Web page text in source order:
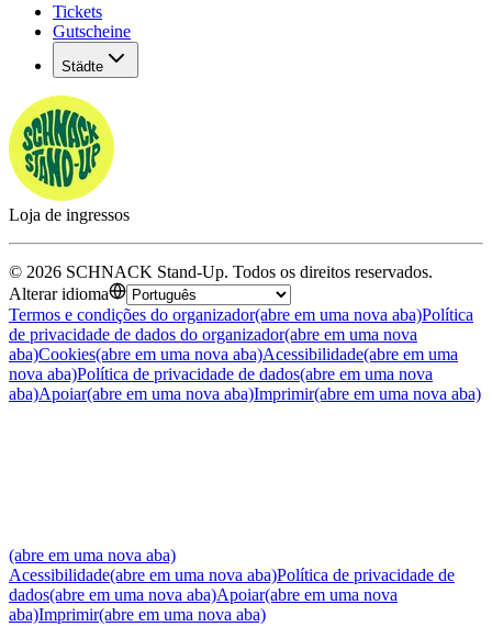
Tickets
Gutscheine
Städte
Loja de ingressos
© 2026 SCHNACK Stand-Up. Todos os direitos reservados.
Alterar idioma
Termos e condições do organizador(abre em uma nova aba)Política
de privacidade de dados do organizador(abre em uma nova
aba)Cookies(abre em uma nova aba)Acessibilidade(abre em uma
nova aba)Política de privacidade de dados(abre em uma nova
aba)Apoiar(abre em uma nova aba)Imprimir(abre em uma nova aba)
(abre em uma nova aba)
Acessibilidade(abre em uma nova aba)Política de privacidade de
dados(abre em uma nova aba)Apoiar(abre em uma nova
aba)Imprimir(abre em uma nova aba)